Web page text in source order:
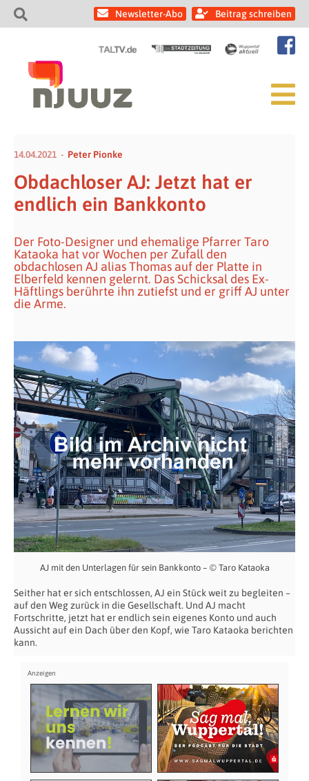
Newsletter-Abo Beitrag schreiben
14.04.2021 Peter Pionke
Obdachloser AJ: Jetzt hat er
endlich ein Bankkonto
Der Foto-Designer und ehemalige Pfarrer Taro
Kataoka hat vor Wochen per Zufall den
obdachlosen AJ alias Thomas auf der Platte in
Elberfeld kennen gelernt. Das Schicksal des Ex-
Häftlings berührte ihn zutiefst und er griff AJ unter
die Arme.
AJ mit den Unterlagen für sein Bankkonto – © Taro Kataoka
Seither hat er sich entschlossen, AJ ein Stück weit zu begleiten –
auf den Weg zurück in die Gesellschaft. Und AJ macht
Fortschritte, jetzt hat er endlich sein eigenes Konto und auch
Aussicht auf ein Dach über den Kopf, wie Taro Kataoka berichten
kann.